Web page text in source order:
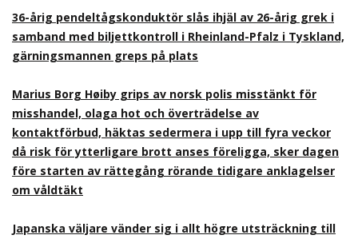
36-årig pendeltågskonduktör slås ihjäl av 26-årig grek i
samband med biljettkontroll i Rheinland-Pfalz i Tyskland,
gärningsmannen greps på plats
Marius Borg Høiby grips av norsk polis misstänkt för
misshandel, olaga hot och överträdelse av
kontaktförbud, häktas sedermera i upp till fyra veckor
då risk för ytterligare brott anses föreligga, sker dagen
före starten av rättegång rörande tidigare anklagelser
om våldtäkt
Japanska väljare vänder sig i allt högre utsträckning till